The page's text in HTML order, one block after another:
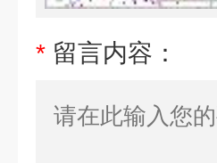
* 留言内容：